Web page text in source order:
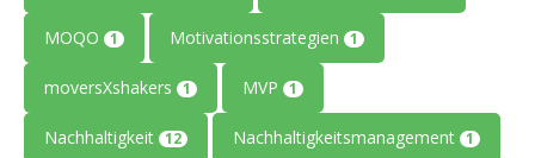
MOQO 1 Motivationsstrategien 1
moversXshakers 1 MVP 1
Nachhaltigkeit 12 Nachhaltigkeitsmanagement 1